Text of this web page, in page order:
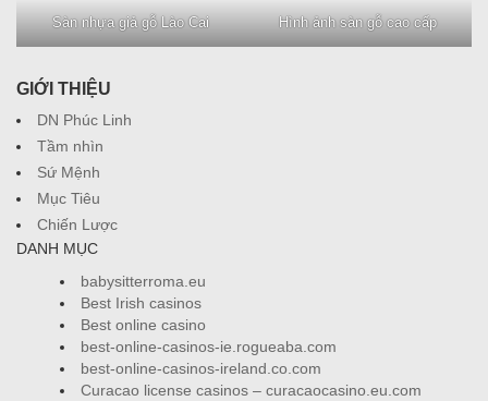
Sàn nhựa giả gỗ Lào Cai Hình ảnh sàn gỗ cao cấp
GIỚI THIỆU
DN Phúc Linh
Tầm nhìn
Sứ Mệnh
Mục Tiêu
Chiến Lược
DANH MỤC
babysitterroma.eu
Best Irish casinos
Best online casino
best-online-casinos-ie.rogueaba.com
best-online-casinos-ireland.co.com
Curacao license casinos – curacaocasino.eu.com